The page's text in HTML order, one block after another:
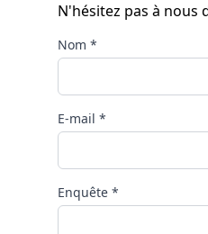
N'hésitez pas à nous
Nom *
E-mail *
Enquête *